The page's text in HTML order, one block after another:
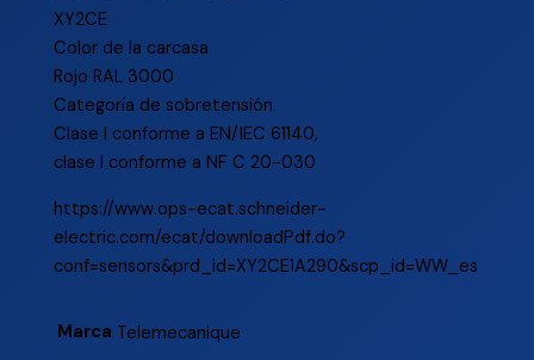
XY2CE
Color de la carcasa
Rojo RAL 3000
Categoría de sobretensión
Clase I conforme a EN/IEC 61140,
clase I conforme a NF C 20-030
https://www.ops-ecat.schneider-
electric.com/ecat/downloadPdf.do?
conf=sensors&prd_id=XY2CE1A290&scp_id=WW_es
Marca Telemecanique